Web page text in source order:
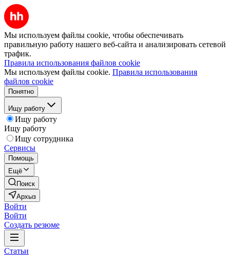
Мы используем файлы cookie, чтобы обеспечивать
правильную работу нашего веб-сайта и анализировать сетевой
трафик.
Правила использования файлов cookie
Мы используем файлы cookie. Правила использования
файлов cookie
Понятно
Ищу работу
Ищу работу
Ищу работу
Ищу сотрудника
Сервисы
Помощь
Ещё
Поиск
Архыз
Войти
Войти
Создать резюме
Статьи